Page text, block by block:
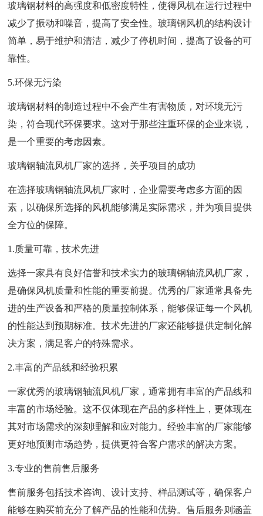
玻璃钢材料的高强度和低密度特性，使得风机在运行过程中
减少了振动和噪音，提高了安全性。玻璃钢风机的结构设计
简单，易于维护和清洁，减少了停机时间，提高了设备的可
靠性。
5.环保无污染
玻璃钢材料的制造过程中不会产生有害物质，对环境无污
染，符合现代环保要求。这对于那些注重环保的企业来说，
是一个重要的考虑因素。
玻璃钢轴流风机厂家的选择，关乎项目的成功
在选择玻璃钢轴流风机厂家时，企业需要考虑多方面的因
素，以确保所选择的风机能够满足实际需求，并为项目提供
全方位的保障。
1.质量可靠，技术先进
选择一家具有良好信誉和技术实力的玻璃钢轴流风机厂家，
是确保风机质量和性能的重要前提。优秀的厂家通常具备先
进的生产设备和严格的质量控制体系，能够保证每一个风机
的性能达到预期标准。技术先进的厂家还能够提供定制化解
决方案，满足客户的特殊需求。
2.丰富的产品线和经验积累
一家优秀的玻璃钢轴流风机厂家，通常拥有丰富的产品线和
丰富的市场经验。这不仅体现在产品的多样性上，更体现在
其对市场需求的深刻理解和应对能力。经验丰富的厂家能够
更好地预测市场趋势，提供更符合客户需求的解决方案。
3.专业的售前售后服务
售前服务包括技术咨询、设计支持、样品测试等，确保客户
能够在购买前充分了解产品的性能和优势。售后服务则涵盖